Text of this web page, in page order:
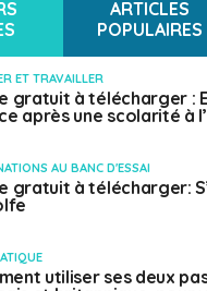
ARTICLES
POPULAIRES
ET TRAVAILLER
gratuit à télécharger :
après une scolarité à
AU BANC D'ESSAI
gratuit à télécharger:
utiliser ses deux